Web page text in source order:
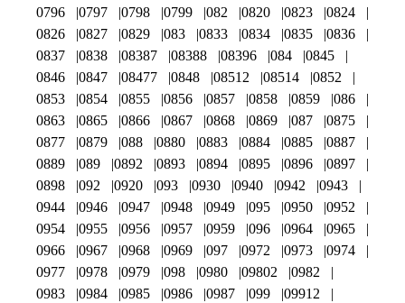
0796
0797 0798 0799 082 0820 0823
0824
0826
0827 0829 083 0833 0834 0835
0836
0837
0838 08387 08388 08396 084
0845
0846
0847 08477 0848 08512 08514
0852
0853
0854 0855 0856 0857 0858 0859
086
0863
0865 0866 0867 0868 0869 087
0875
0877
0879 088 0880 0883 0884 0885
0887
0889
089 0892 0893 0894 0895 0896
0897
0898
092 0920 093 0930 0940 0942
0943
0944
0946 0947 0948 0949 095 0950
0952
0954
0955 0956 0957 0959 096 0964
0965
0966
0967 0968 0969 097 0972 0973
0974
0977
0978 0979 098 0980 09802
0982
0983
0984 0985 0986 0987 099
09912